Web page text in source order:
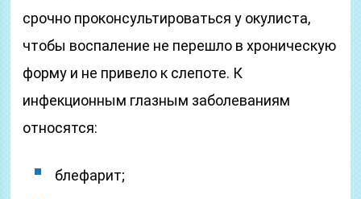
срочно проконсультироваться у окулиста,
чтобы воспаление не перешло в хроническую
форму и не привело к слепоте. К
инфекционным глазным заболеваниям
относятся:
блефарит;